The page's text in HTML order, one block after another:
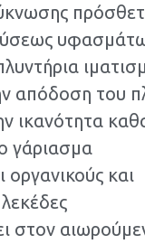
απόδοση του
ικανότητα
γάριασμα
οργανικούς και
στον